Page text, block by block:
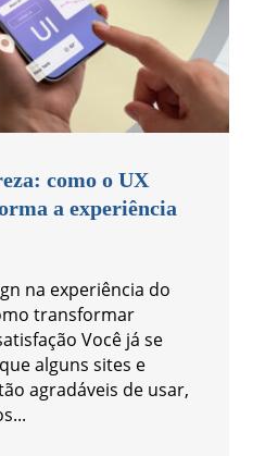
como o UX
a experiência
na experiência do
transformar
Você já se
alguns sites e
agradáveis de usar,